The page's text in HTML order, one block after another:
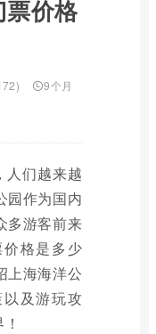
票价格
9个月
人们越来越
园作为国内
多游客前来
格是多少
上海海洋公
及游玩攻